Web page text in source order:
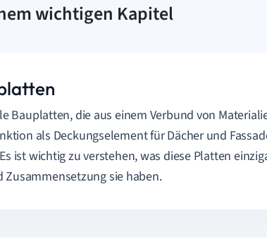
wichtigen Kapitel
Bauplatten, die aus einem Verbund von
als Deckungselement für Dächer und
ist wichtig zu verstehen, was diese Platten
sie haben.